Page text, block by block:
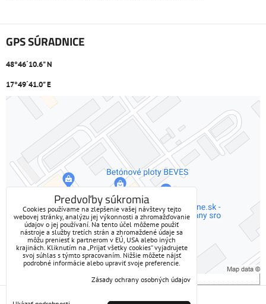
GPS SÚRADNICE
48°46´10.6" N
17°49´41.0" E
Externý obsah je blokovaný Voľbami súkromia
Prajete si načítať externý obsah?
Povoliť tentokrát
Povoliť a zapamätať - súhlas s druhom cookie: Funkčné
Otvoriť obsah v novom okne
Predvoľby súkromia
Cookies používame na zlepšenie vašej návštevy tejto
webovej stránky, analýzu jej výkonnosti a zhromažďovanie
údajov o jej používaní. Na tento účel môžeme použiť
nástroje a služby tretích strán a zhromaždené údaje sa
môžu preniesť k partnerom v EÚ, USA alebo iných
krajinách. Kliknutím na „Prijať všetky cookies“ vyjadrujete
svoj súhlas s týmto spracovaním. Nižšie môžete nájsť
podrobné informácie alebo upraviť svoje preferencie.
Zásady ochrany osobných údajov